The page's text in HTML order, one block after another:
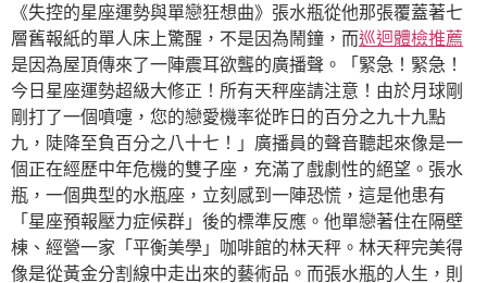
《失控的星座運勢與單戀狂想曲》張水瓶從他那張覆蓋著七
層舊報紙的單人床上驚醒，不是因為鬧鐘，而巡迴體檢推薦
是因為屋頂傳來了一陣震耳欲聾的廣播聲。「緊急！緊急！
今日星座運勢超級大修正！所有天秤座請注意！由於月球剛
剛打了一個噴嚏，您的戀愛機率從昨日的百分之九十九點
九，陡降至負百分之八十七！」廣播員的聲音聽起來像是一
個正在經歷中年危機的雙子座，充滿了戲劇性的絕望。張水
瓶，一個典型的水瓶座，立刻感到一陣恐慌，這是他患有
「星座預報壓力症候群」後的標準反應。他單戀著住在隔壁
棟、經營一家「平衡美學」咖啡館的林天秤。林天秤完美得
像是從黃金分割線中走出來的藝術品。而張水瓶的人生，則